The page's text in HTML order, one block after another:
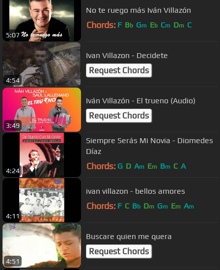
5:07
No te ruego más Iván Villazón
Chords: F Bb Gm Eb Cm Dm C
4:54
Ivan Villazon - Decidete
Request Chords
3:49
Iván Villazón - El trueno (Audio)
Request Chords
4:24
Siempre Serás Mi Novia - Diomedes
Díaz
Chords: G D Am Em Bm C A
4:11
ivan villazon - bellos amores
Chords: F C Bb Dm Gm Em Am
4:51
Buscare quien me quera
Request Chords